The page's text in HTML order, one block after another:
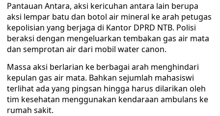
Pantauan Antara, aksi kericuhan antara lain berupa
aksi lempar batu dan botol air mineral ke arah petugas
kepolisian yang berjaga di Kantor DPRD NTB. Polisi
beraksi dengan mengeluarkan tembakan gas air mata
dan semprotan air dari mobil water canon.
Massa aksi berlarian ke berbagai arah menghindari
kepulan gas air mata. Bahkan sejumlah mahasiswi
terlihat ada yang pingsan hingga harus dilarikan oleh
tim kesehatan menggunakan kendaraan ambulans ke
rumah sakit.